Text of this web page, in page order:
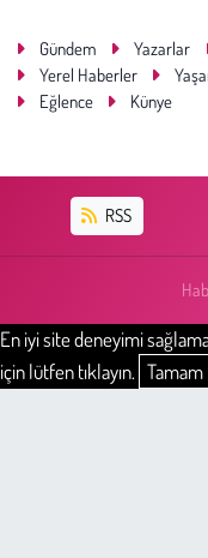
Gündem Yazarlar
Yerel Haberler
Eğlence
Künye
RSS
En iyi site deneyimi
için lütfen tıklayın. Tamam